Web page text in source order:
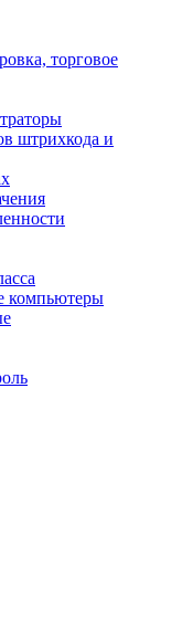
торговое
штрихкода и
компьютеры